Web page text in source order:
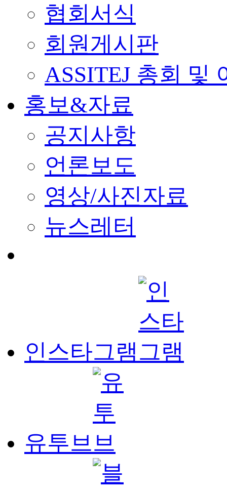
협회서식
회원게시판
ASSITEJ 총회 및
홍보&자료
공지사항
언론보도
영상/사진자료
뉴스레터
인스타그램
유투브